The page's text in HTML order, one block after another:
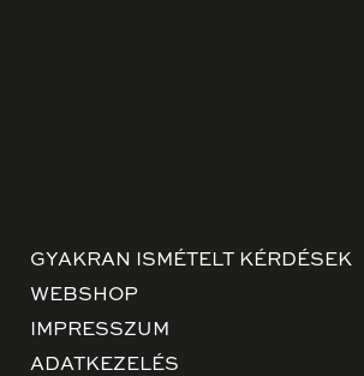
GYAKRAN ISMÉTELT KÉRDÉSEK
WEBSHOP
IMPRESSZUM
ADATKEZELÉS